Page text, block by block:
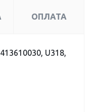
ОПЛАТА
U318,